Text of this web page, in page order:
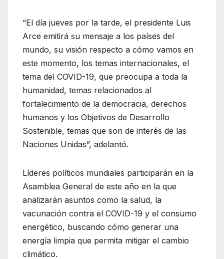
“El día jueves por la tarde, el presidente Luis
Arce emitirá su mensaje a los países del
mundo, su visión respecto a cómo vamos en
este momento, los temas internacionales, el
tema del COVID-19, que preocupa a toda la
humanidad, temas relacionados al
fortalecimiento de la democracia, derechos
humanos y los Objetivos de Desarrollo
Sostenible, temas que son de interés de las
Naciones Unidas”, adelantó.
Líderes políticos mundiales participarán en la
Asamblea General de este año en la que
analizarán asuntos como la salud, la
vacunación contra el COVID-19 y el consumo
energético, buscando cómo generar una
energía limpia que permita mitigar el cambio
climático.